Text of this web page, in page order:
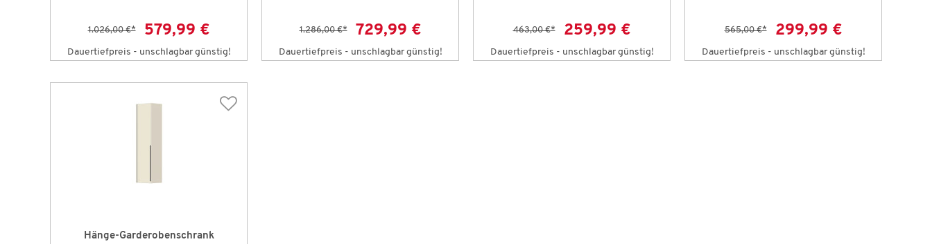
1.026,00 €* 579,99 €
Dauertiefpreis - unschlagbar günstig!
1.286,00 €* 729,99 €
Dauertiefpreis - unschlagbar günstig!
463,00 €* 259,99 €
Dauertiefpreis - unschlagbar günstig!
565,00 €* 299,99 €
Dauertiefpreis - unschlagbar günstig!
Hänge-Garderobenschrank